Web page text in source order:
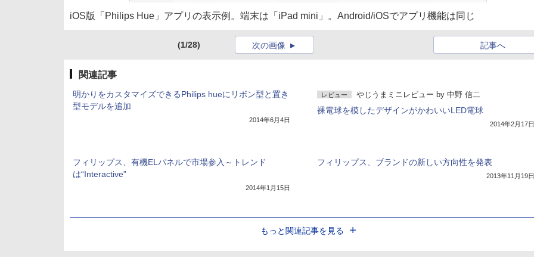
iOS版「Philips Hue」アプリの表示例。端末は「iPad mini」。Android/iOSでアプリ機能は同じ
(1/28) 記事へ
次の画像
関連記事
明かりをカスタマイズできるPhilips hueにリボン型と置き
型モデルを追加
2014年6月4日
レビュー やじうまミニレビュー by 中野 信二
裸電球を模したデザインがかわいいLED電球
2014年2月17日
フィリップス、有機ELパネルで市場参入～トレンド
は“Interactive”
2014年1月15日
フィリップス、ブランドの新しい方向性を発表
2013年11月19日
もっと関連記事を見る